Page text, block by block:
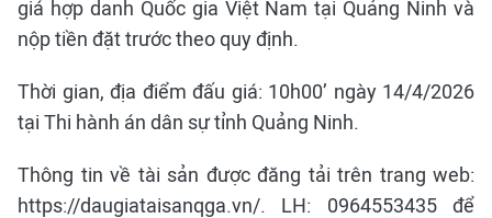
giá hợp danh Quốc gia Việt Nam tại Quảng Ninh và
nộp tiền đặt trước theo quy định.
Thời gian, địa điểm đấu giá: 10h00’ ngày 14/4/2026
tại Thi hành án dân sự tỉnh Quảng Ninh.
Thông tin về tài sản được đăng tải trên trang web:
https://daugiataisanqga.vn/. LH: 0964553435 để